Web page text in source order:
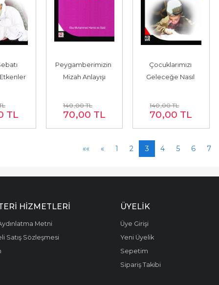
TL
Peygamberimizin
Mizah Anlayışı
140,00TL
70,00 TL
Çocuklarımızı
Geleceğe Nasıl
140,00TL
70,00 TL
«« « 1 2 3 4 5 6 7
HIZMETLERI
Metni
Satış Sözleşmesi
ÜYELIK
Üye Girişi
Yeni Üyelik
Sepetim
Sipariş Takibi